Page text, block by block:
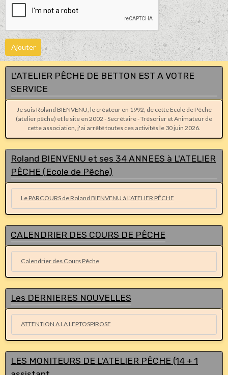
Ajouter
L'ATELIER PÊCHE DE BETTON EST A VOTRE
SERVICE
Je suis Roland BIENVENU, le créateur en 1992, de cette Ecole de Pêche
(atelier pêche) et le site en 2002 - Secrétaire - Trésorier et Animateur de
cette association, j'ai arrêté toutes ces activités le 30 juin 2026.
Roland BIENVENU et ses 34 ANNEES à L'ATELIER
PÊCHE (Ecole de Pêche)
Le PARCOURS de Roland BIENVENU à L'ATELIER PÊCHE
CALENDRIER DES COURS DE PÊCHE
Calendrier des Cours Pêche
Les DERNIERES NOUVELLES
ATTENTION A LA LEPTOSPIROSE
LES MONITEURS DE L'ATELIER PÊCHE (14 + 1